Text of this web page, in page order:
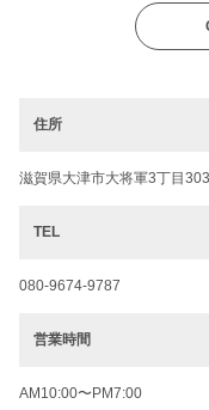
住所
滋賀県大津市大将軍3丁目
TEL
080-9674-9787
営業時間
AM10:00〜PM7:00